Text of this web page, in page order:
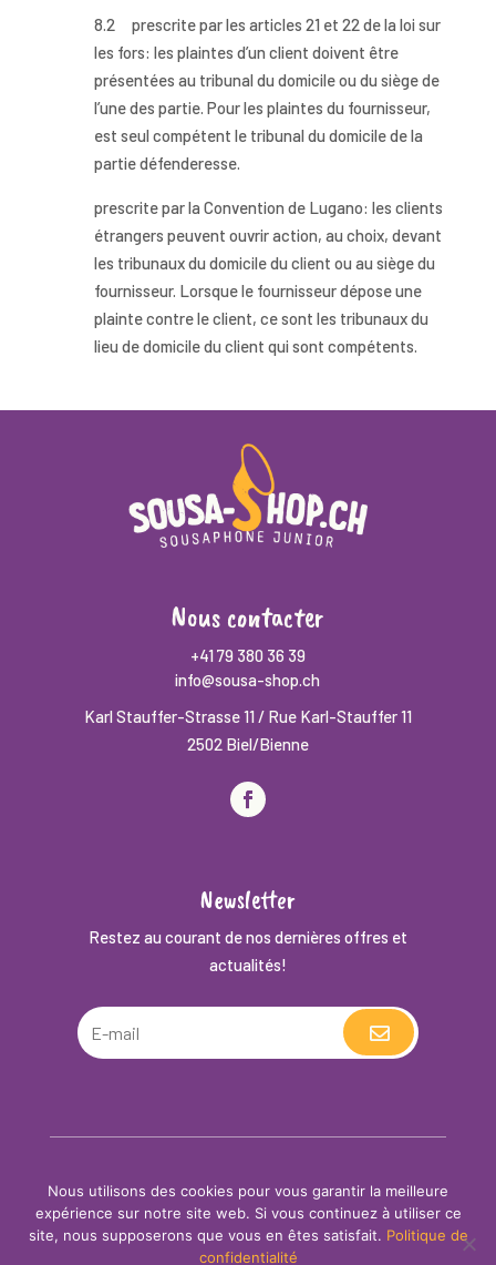
8.2 prescrite par les articles 21 et 22 de la loi sur
les fors: les plaintes d’un client doivent être
présentées au tribunal du domicile ou du siège de
l’une des partie. Pour les plaintes du fournisseur,
est seul compétent le tribunal du domicile de la
partie défenderesse.
prescrite par la Convention de Lugano: les clients
étrangers peuvent ouvrir action, au choix, devant
les tribunaux du domicile du client ou au siège du
fournisseur. Lorsque le fournisseur dépose une
plainte contre le client, ce sont les tribunaux du
lieu de domicile du client qui sont compétents.
Nous contacter
+41 79 380 36 39
info@sousa-shop.ch
Karl Stauffer-Strasse 11 / Rue Karl-Stauffer 11
2502 Biel/Bienne
Newsletter
Restez au courant de nos dernières offres et
actualités!
Politique de confidentialité
•
Conditions
générale des contrats (CGC)
♥parQuetzal Graphic Design
Nous utilisons des cookies pour vous garantir la meilleure
expérience sur notre site web. Si vous continuez à utiliser ce
site, nous supposerons que vous en êtes satisfait. Politique de
confidentialité